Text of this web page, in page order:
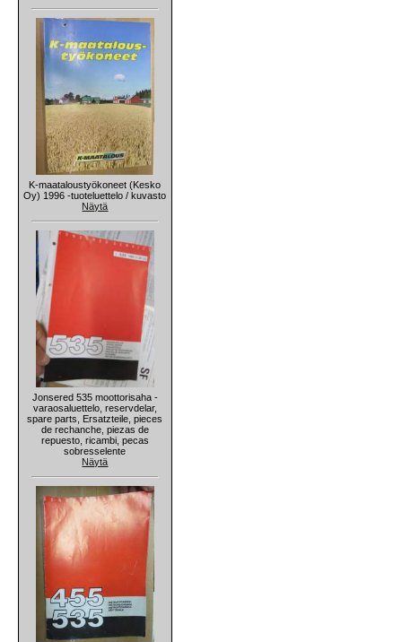
K-maataloustyökoneet (Kesko
Oy) 1996 -tuoteluettelo / kuvasto
Näytä
Jonsered 535 moottorisaha -
varaosaluettelo, reservdelar,
spare parts, Ersatzteile, pieces
de rechanche, piezas de
repuesto, ricambi, pecas
sobresselente
Näytä